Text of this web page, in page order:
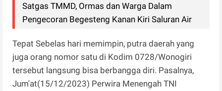
Satgas TMMD, Ormas dan Warga Dalam
Pengecoran Begesteng Kanan Kiri Saluran Air
Tepat Sebelas hari memimpin, putra daerah yang
juga orang nomor satu di Kodim 0728/Wonogiri
tersebut langsung bisa berbangga diri. Pasalnya,
Jum'at(15/12/2023) Perwira Menengah TNI